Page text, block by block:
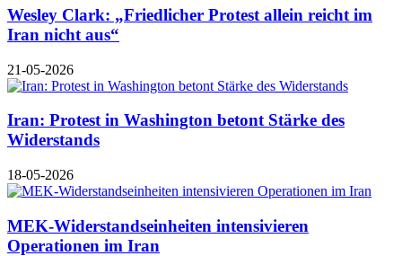
Wesley Clark: „Friedlicher Protest allein reicht im
Iran nicht aus“
21-05-2026
Iran: Protest in Washington betont Stärke des
Widerstands
18-05-2026
MEK-Widerstandseinheiten intensivieren
Operationen im Iran